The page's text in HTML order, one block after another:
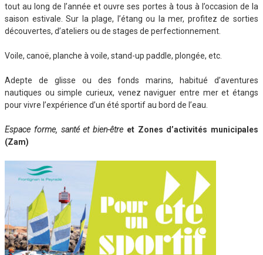
tout au long de l’année et ouvre ses portes à tous à l’occasion de la
saison estivale. Sur la plage, l’étang ou la mer, profitez de sorties
découvertes, d’ateliers ou de stages de perfectionnement.
Voile, canoë, planche à voile, stand-up paddle, plongée, etc.
Adepte de glisse ou des fonds marins, habitué d’aventures
nautiques ou simple curieux, venez naviguer entre mer et étangs
pour vivre l’expérience d’un été sportif au bord de l’eau.
Espace forme, santé et bien-être et Zones d’activités municipales
(Zam)